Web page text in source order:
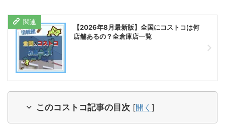
【2026年8月最新版】全国にコストコは何
店舗あるの？全倉庫店一覧
このコストコ記事の目次 [開く ]